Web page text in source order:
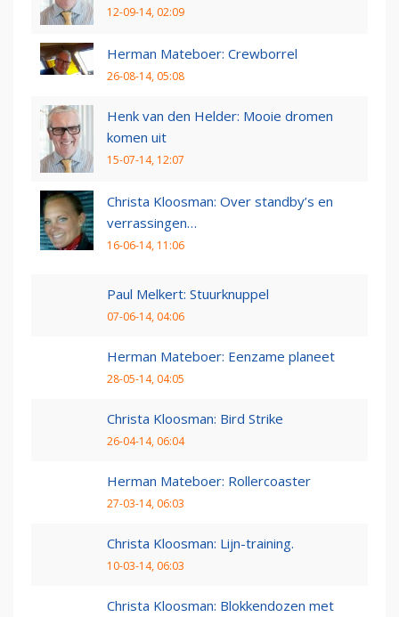
12-09-14, 02:09
Herman Mateboer: Crewborrel
26-08-14, 05:08
Henk van den Helder: Mooie dromen
komen uit
15-07-14, 12:07
Christa Kloosman: Over standby’s en
verrassingen…
16-06-14, 11:06
Paul Melkert: Stuurknuppel
07-06-14, 04:06
Herman Mateboer: Eenzame planeet
28-05-14, 04:05
Christa Kloosman: Bird Strike
26-04-14, 06:04
Herman Mateboer: Rollercoaster
27-03-14, 06:03
Christa Kloosman: Lijn-training.
10-03-14, 06:03
Christa Kloosman: Blokkendozen met